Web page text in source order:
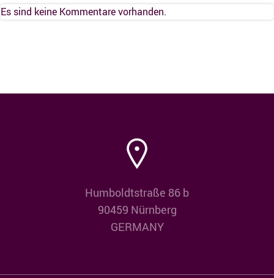
Es sind keine Kommentare vorhanden.
Humboldtstraße 86 b
90459 Nürnberg
GERMANY